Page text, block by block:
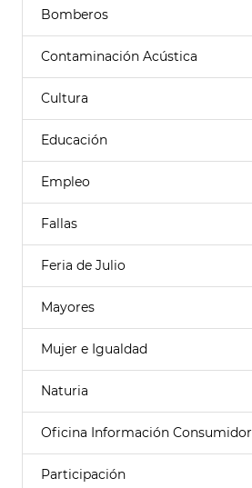
Bomberos
Contaminación Acústica
Cultura
Educación
Empleo
Fallas
Feria de Julio
Mayores
Mujer e Igualdad
Naturia
Oficina Información Consumidor
Participación